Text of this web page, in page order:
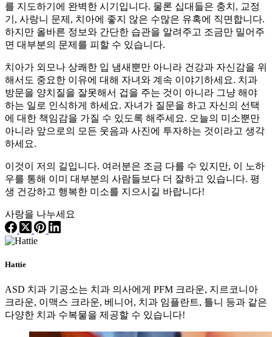
를 지도하기에 완벽한 시기입니다. 물론 십대들은 충치, 교정
기, 사랑니 문제, 치아에 좋지 않은 수많은 유혹에 직면합니다.
하지만 올바른 정보와 간단한 습관을 알려주고 조금만 밀어주
면 대부분의 문제를 피할 수 있습니다.
치아가 외모나 상쾌한 입 냄새뿐만 아니라 건강과 자신감을 위
해서도 중요한 이유에 대해 자녀와 계속 이야기하세요. 치과
방문을 양치질을 잘못해서 겁을 주는 것이 아니라 그냥 해야
하는 일로 인식하게 하세요. 자녀가 질문을 하고 자신의 선택
에 대한 책임감을 가질 수 있도록 해주세요. 오늘의 미소뿐만
아니라 앞으로의 모든 웃음과 사진에 투자하는 것이라고 생각
하세요.
이것이 저의 길입니다. 여러분은 조금 다를 수 있지만, 이 노하
우를 통해 이미 대부분의 사람들보다 더 잘하고 있습니다. 평
생 건강하고 행복한 미소를 지으시길 바랍니다!
사랑을 나누세요
Hattie
ASD 치과 기공소는 치과 의사에게 PFM 크라운, 지르코니아
크라운, 이맥스 크라운, 베니어, 치과 임플란트, 틀니 등과 같은
다양한 치과 수복물을 제공할 수 있습니다!